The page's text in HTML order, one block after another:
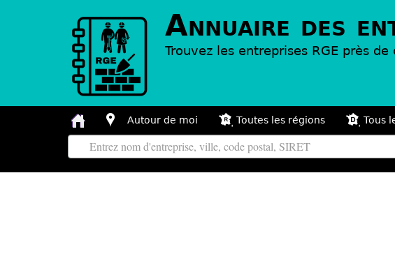
Annuaire des
Trouvez les entreprises RGE près de
Autour de moi Toutes les régions Tous